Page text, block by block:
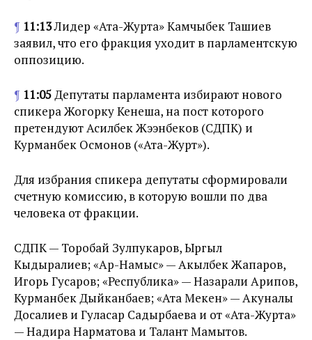
¶ 11:13Лидер «Ата-Журта» Камчыбек Ташиев
заявил, что его фракция уходит в парламентскую
оппозицию.
¶ 11:05Депутаты парламента избирают нового
спикера Жогорку Кенеша, на пост которого
претендуют Асилбек Жээнбеков (СДПК) и
Курманбек Осмонов («Ата-Журт»).
Для избрания спикера депутаты сформировали
счетную комиссию, в которую вошли по два
человека от фракции.
СДПК — Торобай Зулпукаров, Ыргыл
Кыдыралиев; «Ар-Намыс» — Акылбек Жапаров,
Игорь Гусаров; «Республика» — Назарали Арипов,
Курманбек Дыйканбаев; «Ата Мекен» — Акуналы
Досалиев и Гуласар Садырбаева и от «Ата-Журта»
— Надира Нарматова и Талант Мамытов.